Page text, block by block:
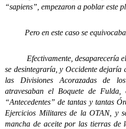
“sapiens”, empezaron a poblar este
Pero en este caso se
Efectivamente, desaparecería el
se desintegraría, y Occidente dejaría
las Divisiones Acorazadas de
atravesaban el Boquete de Fulda,
“Antecedentes” de tantas y tantas
Ejercicios Militares de la OTAN, y
mancha de aceite por las tierras